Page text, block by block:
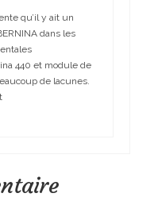
qu’il y ait un
dans les
440 et module de
de lacunes.